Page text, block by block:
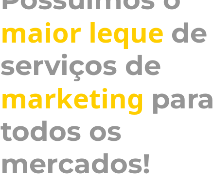
maior leque de
serviços de
marketing para
todos os
mercados!